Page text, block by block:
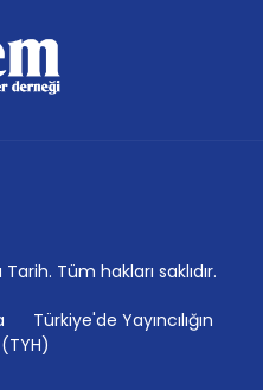
Tüm hakları saklıdır.
Türkiye'de Yayıncılığın
(TYH)